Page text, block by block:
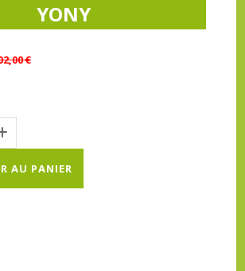
YONY
€
AU PANIER